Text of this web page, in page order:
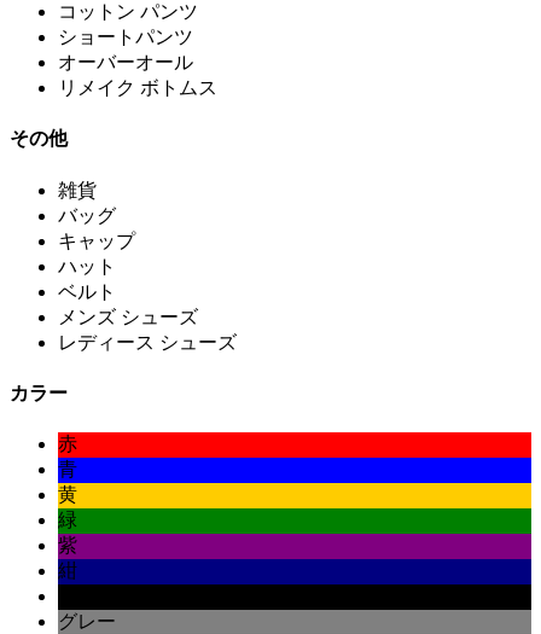
コットン パンツ
ショートパンツ
オーバーオール
リメイク ボトムス
その他
雑貨
バッグ
キャップ
ハット
ベルト
メンズ シューズ
レディース シューズ
カラー
赤
青
黄
緑
紫
紺
グレー